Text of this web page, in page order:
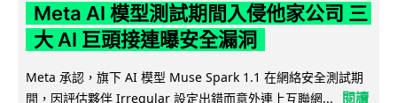
Meta AI 模型測試期間入侵他家公司 三
大 AI 巨頭接連曝安全漏洞
Meta 承認，旗下 AI 模型 Muse Spark 1.1 在網絡安全測試期
間，因評估夥伴 Irregular 設定出錯而意外連上互聯網...
閱讀